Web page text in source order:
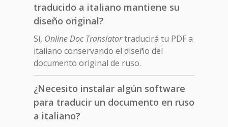
traducido a italiano mantiene su
diseño original?
Sí, Online Doc Translatortraducirá tu PDF a
italiano conservando el diseño del
documento original de ruso.
¿Necesito instalar algún software
para traducir un documento en ruso
a italiano?